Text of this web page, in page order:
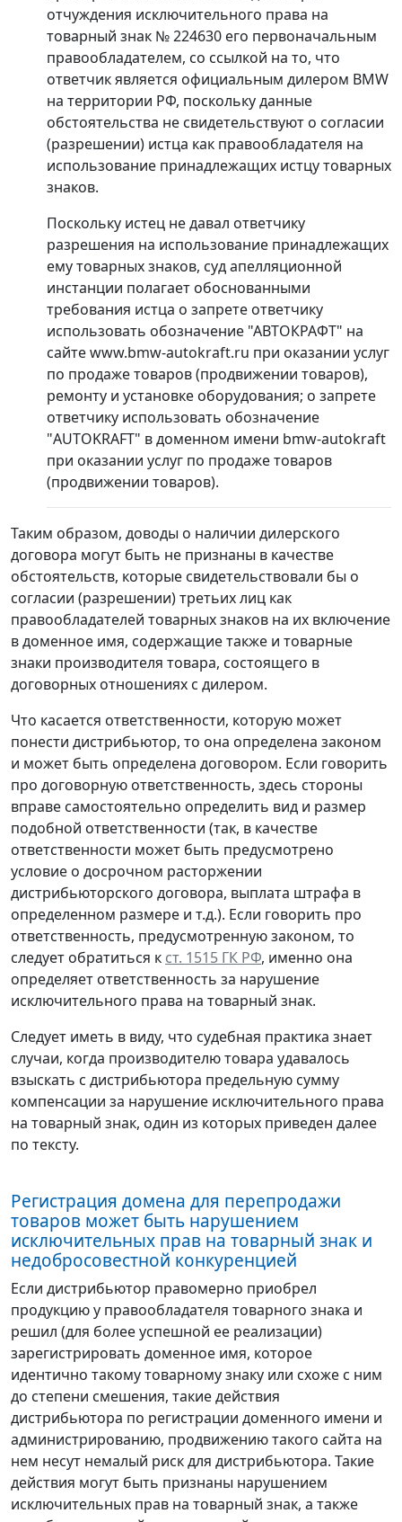
отчуждения исключительного права на
товарный знак № 224630 его первоначальным
правообладателем, со ссылкой на то, что
ответчик является официальным дилером BMW
на территории РФ, поскольку данные
обстоятельства не свидетельствуют о согласии
(разрешении) истца как правообладателя на
использование принадлежащих истцу товарных
знаков.
Поскольку истец не давал ответчику
разрешения на использование принадлежащих
ему товарных знаков, суд апелляционной
инстанции полагает обоснованными
требования истца о запрете ответчику
использовать обозначение "АВТОКРАФТ" на
сайте www.bmw-autokraft.ru при оказании услуг
по продаже товаров (продвижении товаров),
ремонту и установке оборудования; о запрете
ответчику использовать обозначение
"AUTOKRAFT" в доменном имени bmw-autokraft
при оказании услуг по продаже товаров
(продвижении товаров).
Таким образом, доводы о наличии дилерского
договора могут быть не признаны в качестве
обстоятельств, которые свидетельствовали бы о
согласии (разрешении) третьих лиц как
правообладателей товарных знаков на их включение
в доменное имя, содержащие также и товарные
знаки производителя товара, состоящего в
договорных отношениях с дилером.
Что касается ответственности, которую может
понести дистрибьютор, то она определена законом
и может быть определена договором. Если говорить
про договорную ответственность, здесь стороны
вправе самостоятельно определить вид и размер
подобной ответственности (так, в качестве
ответственности может быть предусмотрено
условие о досрочном расторжении
дистрибьюторского договора, выплата штрафа в
определенном размере и т.д.). Если говорить про
ответственность, предусмотренную законом, то
следует обратиться к ст. 1515 ГК РФ, именно она
определяет ответственность за нарушение
исключительного права на товарный знак.
Следует иметь в виду, что судебная практика знает
случаи, когда производителю товара удавалось
взыскать с дистрибьютора предельную сумму
компенсации за нарушение исключительного права
на товарный знак, один из которых приведен далее
по тексту.
Регистрация домена для перепродажи
товаров может быть нарушением
исключительных прав на товарный знак и
недобросовестной конкуренцией
Если дистрибьютор правомерно приобрел
продукцию у правообладателя товарного знака и
решил (для более успешной ее реализации)
зарегистрировать доменное имя, которое
идентично такому товарному знаку или схоже с ним
до степени смешения, такие действия
дистрибьютора по регистрации доменного имени и
администрированию, продвижению такого сайта на
нем несут немалый риск для дистрибьютора. Такие
действия могут быть признаны нарушением
исключительных прав на товарный знак, а также